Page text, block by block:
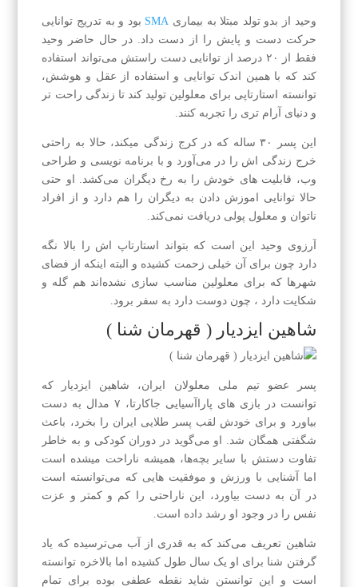
وحید از بدو تولد مبتلا به بیماری SMA بود و به تدریج توانایی
حرکت دست و پایش را از دست داد. در حال حاضر وحید
فقط از ۲۰ درصد از توانایی دست راستش می‌تواند استفاده
کند که با همین اندک توانایی و استفاده از عقل و هوشش،
توانسته استارتاپی برای معلولین تولید کند تا زندگی راحت تر
و دنیای آرام تری را تجربه کنند.
این پسر ۳۰ ساله که در کرج زندگی میکند، حالا به راحتی
خرج زندگی اش را در می‌آورد و با برنامه نویسی و طراحی
وب، قابلیت های خودش را به رخ دیگران می‌کشد. او حتی
حالا توانایی اموزش دادن به دیگران را هم دارد و از افراد
ناتوان و معلول پولی دریافت نمی‌کند.
آرزوی وحید این است که بتواند استارتاپ اش را بالا نگه
دارد چون برای آن خیلی زحمت کشیده و البته اینکه از فضای
شهرها که برای معلولین مناسب سازی نشده‌اند هم گله و
شکایت دارد ، چون دوست دارد به سفر برود.
شاهین ایزدیار ( قهرمان شنا )
پسر عضو تیم ملی معلولان ایران، شاهین ایزدیار که
توانست در بازی های پاراآسیایی جاکارتا، ۷ مدال به دست
بیاورد و برای خودش لقب پسر طلایی ایران را بخرد، باعث
شگفتی همگان شد. او می‌گوید در دوران کودکی و به خاطر
تفاوت دستش با سایر بچه‌ها، همیشه ناراحت میشده است
اما آشنایی با ورزش و موفقیت هایی که می‌توانسته است
در آن به دست بیاورد، این ناراحتی را کم و کمتر و عزت
نفس را در وجود او رشد داده است.
شاهین تعریف می‌کند که به قدری از آب می‌ترسیده که یاد
گرفتن شنا برای او یک سال طول کشیده اما بالاخره توانسته
است و این توانستن شاید نقطه عطفی بوده برای تمام